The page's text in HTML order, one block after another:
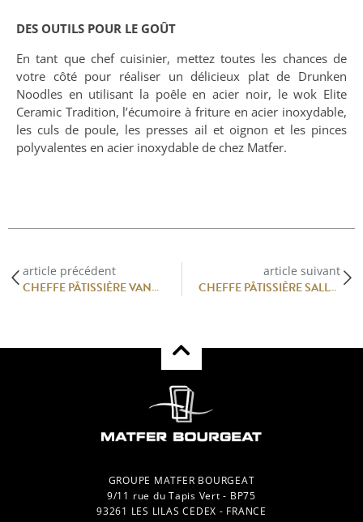
DES OUTILS POUR LE GOÛT
En tant que chef cuisinier, mettez toutes les chances de
votre côté pour réaliser un délicieux plat de Drunken
Noodles en utilisant la poêle en acier noir, le wok Elite
Ceramic Tradition, l’écumoire à friture en acier inoxydable,
les culs de poule, les presses ail et oignon et les pinces
polyvalentes en acier inoxydable de chez Matfer.
article précédent
CHEFFE PÂTISSIÈRE VANESSA JOHNSON MENDOZA À L’HOTEL RITZ-CARLTON, LOS ANGELES
article suivant
CHEFFE PÂTISSIÈRE SALLY CAMACHO MUELLER AU RESTAURANT JONATHAN CLUB, LOS ANGELES
GROUPE MATFER BOURGEAT
9/11 rue du Tapis Vert - BP75
93261 LES LILAS CEDEX - FRANCE